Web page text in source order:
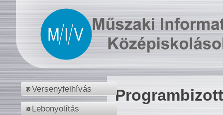
Versenyfelhívás
Lebonyolítás